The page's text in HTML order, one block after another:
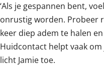
‘Als je gespannen bent,
onrustig worden. Probeer
keer diep adem te halen
Huidcontact helpt vaak
licht Jamie toe.